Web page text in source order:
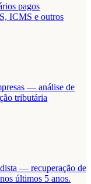
pagos
ICMS e outros
— análise de
tributária
— recuperação de
últimos 5 anos.